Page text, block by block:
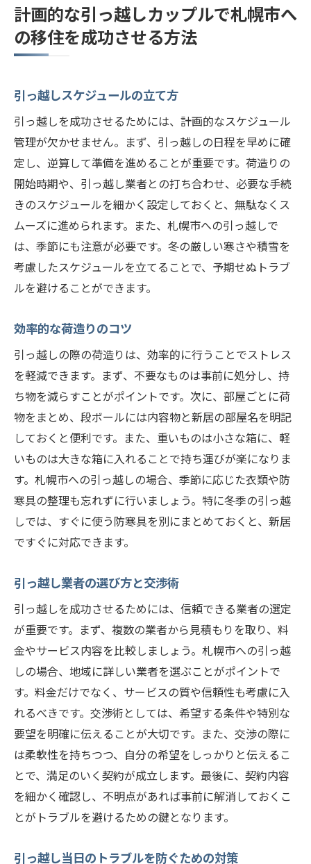
計画的な引っ越しカップルで札幌市へ
の移住を成功させる方法
引っ越しスケジュールの立て方
引っ越しを成功させるためには、計画的なスケジュール
管理が欠かせません。まず、引っ越しの日程を早めに確
定し、逆算して準備を進めることが重要です。荷造りの
開始時期や、引っ越し業者との打ち合わせ、必要な手続
きのスケジュールを細かく設定しておくと、無駄なくス
ムーズに進められます。また、札幌市への引っ越しで
は、季節にも注意が必要です。冬の厳しい寒さや積雪を
考慮したスケジュールを立てることで、予期せぬトラブ
ルを避けることができます。
効率的な荷造りのコツ
引っ越しの際の荷造りは、効率的に行うことでストレス
を軽減できます。まず、不要なものは事前に処分し、持
ち物を減らすことがポイントです。次に、部屋ごとに荷
物をまとめ、段ボールには内容物と新居の部屋名を明記
しておくと便利です。また、重いものは小さな箱に、軽
いものは大きな箱に入れることで持ち運びが楽になりま
す。札幌市への引っ越しの場合、季節に応じた衣類や防
寒具の整理も忘れずに行いましょう。特に冬季の引っ越
しでは、すぐに使う防寒具を別にまとめておくと、新居
ですぐに対応できます。
引っ越し業者の選び方と交渉術
引っ越しを成功させるためには、信頼できる業者の選定
が重要です。まず、複数の業者から見積もりを取り、料
金やサービス内容を比較しましょう。札幌市への引っ越
しの場合、地域に詳しい業者を選ぶことがポイントで
す。料金だけでなく、サービスの質や信頼性も考慮に入
れるべきです。交渉術としては、希望する条件や特別な
要望を明確に伝えることが大切です。また、交渉の際に
は柔軟性を持ちつつ、自分の希望をしっかりと伝えるこ
とで、満足のいく契約が成立します。最後に、契約内容
を細かく確認し、不明点があれば事前に解消しておくこ
とがトラブルを避けるための鍵となります。
引っ越し当日のトラブルを防ぐための対策